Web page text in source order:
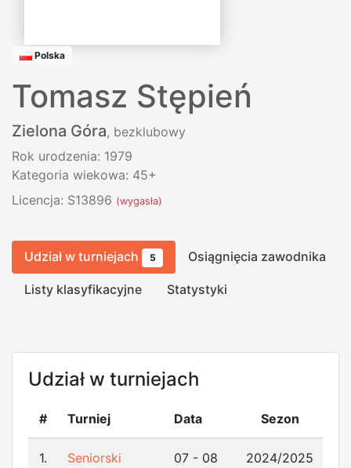
Polska
Tomasz Stępień
Zielona Góra, bezklubowy
Rok urodzenia: 1979
Kategoria wiekowa: 45+
Licencja: S13896 (wygasła)
Udział w turniejach 5 Osiągnięcia zawodnika
Listy klasyfikacyjne Statystyki
Udział w turniejach
# Turniej Data Sezon
1.
Seniorski
07 - 08
2024/2025